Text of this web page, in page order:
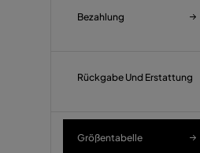
Bezahlung
Rückgabe Und Erstattung
Größentabelle